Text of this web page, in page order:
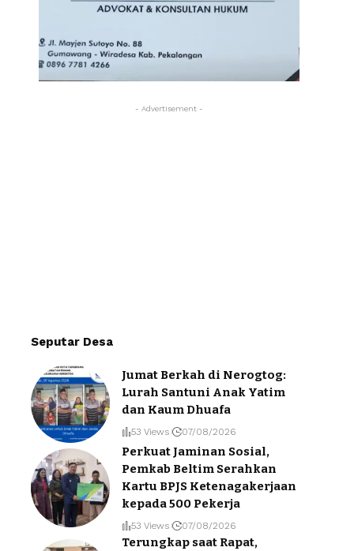
- Advertisement -
Seputar Desa
Jumat Berkah di Nerogtog:
Lurah Santuni Anak Yatim
dan Kaum Dhuafa
53 Views 07/08/2026
Perkuat Jaminan Sosial,
Pemkab Beltim Serahkan
Kartu BPJS Ketenagakerjaan
kepada 500 Pekerja
53 Views 07/08/2026
Terungkap saat Rapat,